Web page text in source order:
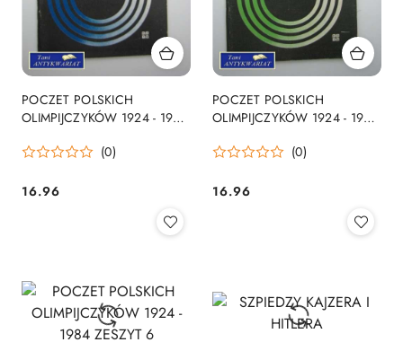
POCZET POLSKICH
OLIMPIJCZYKÓW 1924 - 1984
(0)
Cena:
16.96
POCZET POLSKICH
OLIMPIJCZYKÓW 1924 - 1984
(0)
Cena:
16.96